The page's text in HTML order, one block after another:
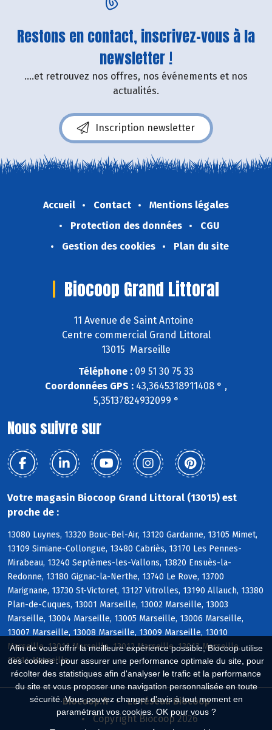
Afin de vous offrir la meilleure expérience possible, Biocoop utilise
des cookies : pour assurer une performance optimale du site, pour
récolter des statistiques afin d'analyser le trafic et la performance
du site et vous proposer une navigation personnalisée en toute
sécurité. Vous pouvez changer d'avis à tout moment en
paramétrant vos cookies. OK pour vous ?
Restons en contact, inscrivez-vous à la
newsletter !
....et retrouvez nos offres, nos événements et nos
actualités.
Inscription newsletter
Accueil Contact
Mentions légales
Protection des données
CGU
Gestion des cookies
Plan du site
Biocoop Grand Littoral
11 Avenue de Saint Antoine
Centre commercial Grand Littoral
13015 Marseille
Téléphone : 09 51 30 75 33
Coordonnées GPS : 43,3645318911408 ° ,
5,35137824932099 °
Nous suivre sur
Votre magasin Biocoop Grand Littoral (13015) est
proche de :
13080 Luynes, 13320 Bouc-Bel-Air, 13120 Gardanne, 13105 Mimet,
13109 Simiane-Collongue, 13480 Cabriès, 13170 Les Pennes-
Mirabeau, 13240 Septèmes-les-Vallons, 13820 Ensuès-la-
Redonne, 13180 Gignac-la-Nerthe, 13740 Le Rove, 13700
Marignane, 13730 St-Victoret, 13127 Vitrolles, 13190 Allauch, 13380
Plan-de-Cuques, 13001 Marseille, 13002 Marseille, 13003
Marseille, 13004 Marseille, 13005 Marseille, 13006 Marseille,
13007 Marseille, 13008 Marseille, 13009 Marseille, 13010
Marseille, 13011 Marseille, 13012 Marseille, 13013 Marseille,
13014 Marseille
Biocoop.fr
Le réseau Biocoop
Copyright Biocoop 2026